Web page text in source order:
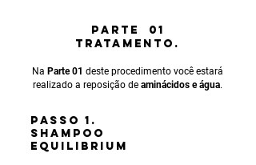
PARTE 01
TRATAMENTO.
Na Parte 01 deste procedimento você estará
realizado a reposição de aminácidos e água.
PASSO 1.
SHAMPOO
EQUILIBRIUM